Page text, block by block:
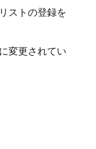
ストの登録を
変更されてい